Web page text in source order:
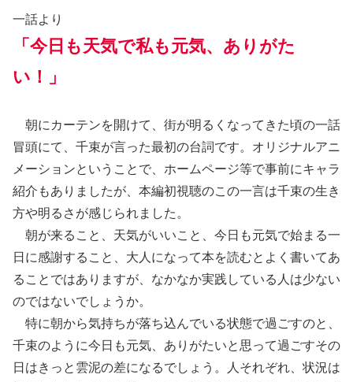
一話より
「今日も天気で私も元気、ありがた
い！」
朝にカーテンを開けて、街が明るくなってきた頃の一話
冒頭にて、千束が言った最初の台詞です。オリジナルアニ
メーションということで、ホームページ等で事前にキャラ
紹介もありましたが、本編初視聴のこの一言は千束の生き
方や明るさが感じられました。
朝が来ること、天気がいいこと、今日も元気で始まる一
日に感謝すること、大人になって本を読むとよく書いてあ
ることではありますが、なかなか実践している人は少ない
のではないでしょうか。
特に朝から気持ちが落ち込んでいる状態で過ごすのと、
千束のように今日も元気、ありがたいと思って過ごすその
日はきっと雲泥の差になるでしょう。人それぞれ、状況は